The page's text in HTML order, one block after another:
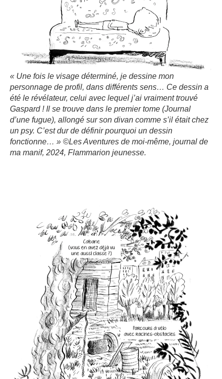
« Une fois le visage déterminé, je dessine mon
personnage de profil, dans différents sens… Ce dessin a
été le révélateur, celui avec lequel j’ai vraiment trouvé
Gaspard ! Il se trouve dans le premier tome (Journal
d’une fugue), allongé sur son divan comme s’il était chez
un psy. C’est dur de définir pourquoi un dessin
fonctionne… » ©Les Aventures de moi-même, journal de
ma manif, 2024, Flammarion jeunesse.